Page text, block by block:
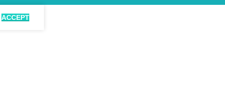
ACCEPT